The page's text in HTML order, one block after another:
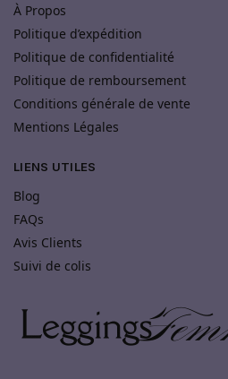
À Propos
Politique d’expédition
Politique de confidentialité
Politique de remboursement
Conditions générale de vente
Mentions Légales
LIENS UTILES
Blog
FAQs
Avis Clients
Suivi de colis